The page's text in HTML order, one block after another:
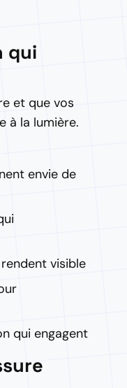
qui
et que vos
à la lumière.
envie de
visible
qui engagent